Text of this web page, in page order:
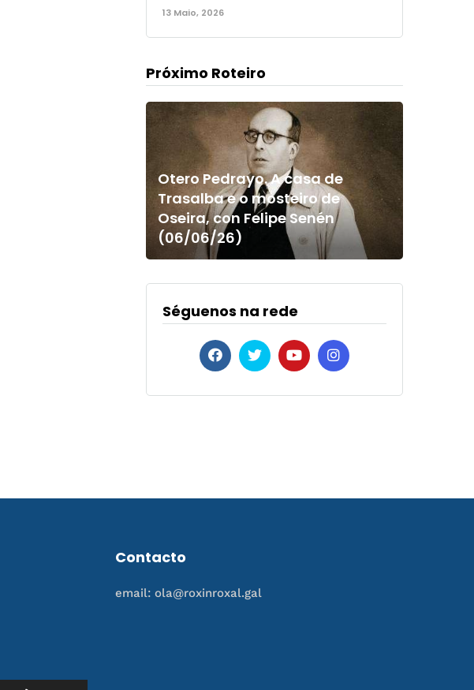
13 Maio, 2026
Próximo Roteiro
Otero Pedrayo. A casa de
Trasalba e o mosteiro de
Oseira, con Felipe Senén
(06/06/26)
Séguenos na rede
Contacto
email: ola@roxinroxal.gal